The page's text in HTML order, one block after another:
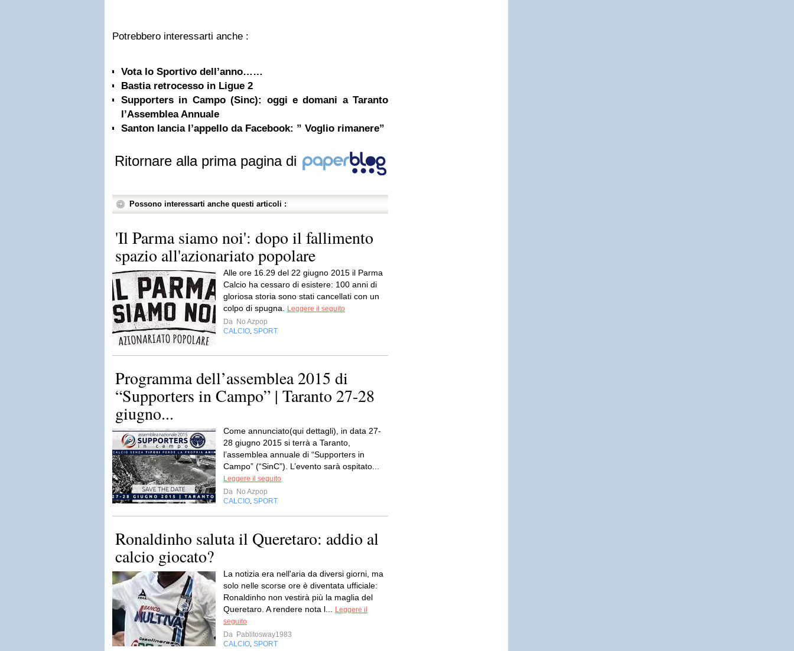
Potrebbero interessarti anche :
Vota lo Sportivo dell’anno……
Bastia retrocesso in Ligue 2
Supporters in Campo (Sinc): oggi e domani a Taranto
l’Assemblea Annuale
Santon lancia l’appello da Facebook: ” Voglio rimanere”
Ritornare alla prima pagina di
Possono interessarti anche questi articoli :
'Il Parma siamo noi': dopo il fallimento
spazio all'azionariato popolare
Alle ore 16.29 del 22 giugno 2015 il Parma
Calcio ha cessaro di esistere: 100 anni di
gloriosa storia sono stati cancellati con un
colpo di spugna.
Leggere il seguito
Da No Azpop
CALCIO SPORT
Programma dell’assemblea 2015 di
“Supporters in Campo” | Taranto 27-28
giugno...
Come annunciato(qui dettagli), in data 27-
28 giugno 2015 si terrà a Taranto,
l’assemblea annuale di “Supporters in
Campo” (“SinC”). L’evento sarà ospitato...
Leggere il seguito
Da No Azpop
CALCIO SPORT
Ronaldinho saluta il Queretaro: addio al
calcio giocato?
La notizia era nell'aria da diversi giorni, ma
solo nelle scorse ore è diventata ufficiale:
Ronaldinho non vestirà più la maglia del
Queretaro. A rendere nota l...
Leggere il
seguito
Da Pablitosway1983
CALCIO SPORT